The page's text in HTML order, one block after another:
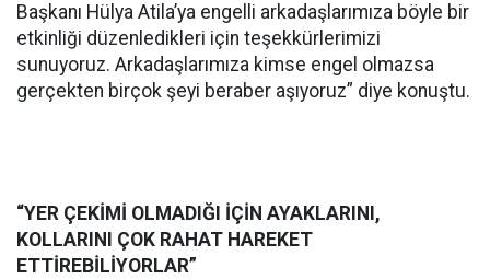
Başkanı Hülya Atila’ya engelli arkadaşlarımıza böyle bir
etkinliği düzenledikleri için teşekkürlerimizi
sunuyoruz. Arkadaşlarımıza kimse engel olmazsa
gerçekten birçok şeyi beraber aşıyoruz” diye konuştu.
“YER ÇEKİMİ OLMADIĞI İÇİN AYAKLARINI,
KOLLARINI ÇOK RAHAT HAREKET
ETTİREBİLİYORLAR”